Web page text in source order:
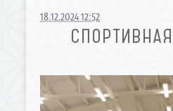
18.12.2024 12:52